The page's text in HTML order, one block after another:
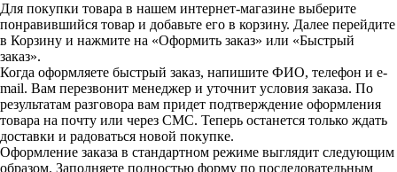
Для покупки товара в нашем интернет-магазине выберите
понравившийся товар и добавьте его в корзину. Далее перейдите
в Корзину и нажмите на «Оформить заказ» или «Быстрый
заказ».
Когда оформляете быстрый заказ, напишите ФИО, телефон и e-
mail. Вам перезвонит менеджер и уточнит условия заказа. По
результатам разговора вам придет подтверждение оформления
товара на почту или через СМС. Теперь останется только ждать
доставки и радоваться новой покупке.
Оформление заказа в стандартном режиме выглядит следующим
образом. Заполняете полностью форму по последовательным